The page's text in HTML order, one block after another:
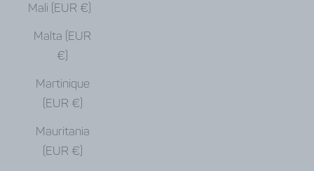
Mali (EUR €)
Malta (EUR
€)
Martinique
(EUR €)
Mauritania
(EUR €)